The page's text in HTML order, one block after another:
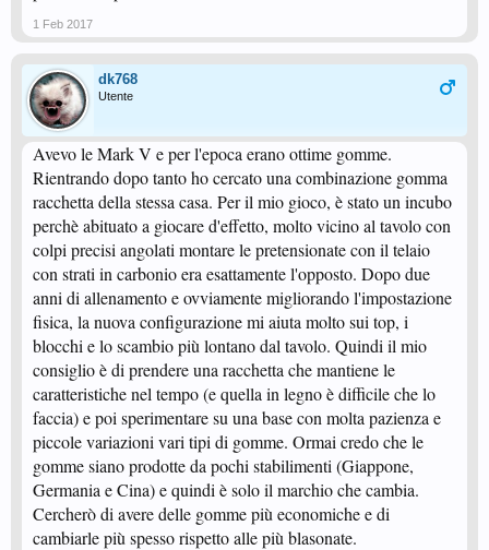
1 Feb 2017
dk768
Utente
Avevo le Mark V e per l'epoca erano ottime gomme.
Rientrando dopo tanto ho cercato una combinazione gomma
racchetta della stessa casa. Per il mio gioco, è stato un incubo
perchè abituato a giocare d'effetto, molto vicino al tavolo con
colpi precisi angolati montare le pretensionate con il telaio
con strati in carbonio era esattamente l'opposto. Dopo due
anni di allenamento e ovviamente migliorando l'impostazione
fisica, la nuova configurazione mi aiuta molto sui top, i
blocchi e lo scambio più lontano dal tavolo. Quindi il mio
consiglio è di prendere una racchetta che mantiene le
caratteristiche nel tempo (e quella in legno è difficile che lo
faccia) e poi sperimentare su una base con molta pazienza e
piccole variazioni vari tipi di gomme. Ormai credo che le
gomme siano prodotte da pochi stabilimenti (Giappone,
Germania e Cina) e quindi è solo il marchio che cambia.
Cercherò di avere delle gomme più economiche e di
cambiarle più spesso rispetto alle più blasonate.